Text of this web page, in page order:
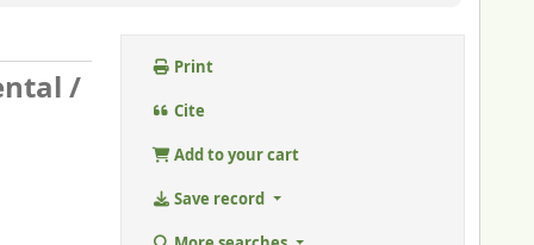
/
Print
Cite
Add to your cart
Save record